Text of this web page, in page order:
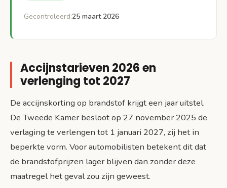
Gecontroleerd:25 maart 2026
Accijnstarieven 2026 en
verlenging tot 2027
De accijnskorting op brandstof krijgt een jaar uitstel.
De Tweede Kamer besloot op 27 november 2025 de
verlaging te verlengen tot 1 januari 2027, zij het in
beperkte vorm. Voor automobilisten betekent dit dat
de brandstofprijzen lager blijven dan zonder deze
maatregel het geval zou zijn geweest.